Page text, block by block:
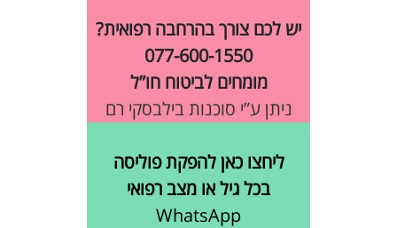
יש לכם צורך בהרחבה רפואית?
077-600-1550
מומחים לביטוח חו”ל
ניתן ע”י סוכנות בילבסקי רם
ליחצו כאן להפקת פוליסה
בכל גיל או מצב רפואי
WhatsApp